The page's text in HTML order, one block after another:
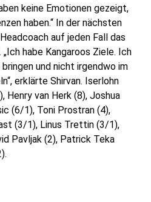
keine Emotionen gezeigt,
haben.“ In der nächsten
auf jeden Fall das
habe Kangaroos Ziele. Ich
und nicht irgendwo im
erklärte Shirvan. Iserlohn
Henry van Herk (8), Joshua
(6/1), Toni Prostran (4),
(3/1), Linus Trettin (3/1),
Pavljak (2), Patrick Teka